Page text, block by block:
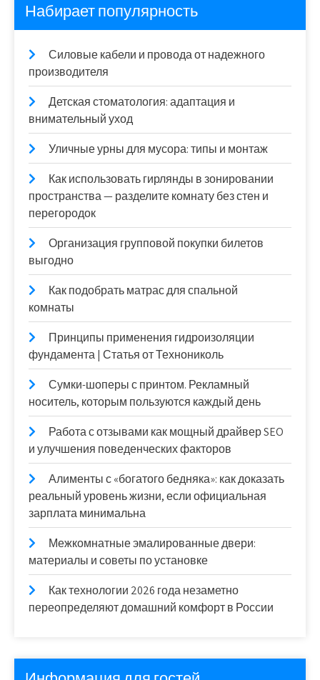
Набирает популярность
Силовые кабели и провода от надежного
производителя
Детская стоматология: адаптация и
внимательный уход
Уличные урны для мусора: типы и монтаж
Как использовать гирлянды в зонировании
пространства — разделите комнату без стен и
перегородок
Организация групповой покупки билетов
выгодно
Как подобрать матрас для спальной
комнаты
Принципы применения гидроизоляции
фундамента | Статья от Технониколь
Сумки-шоперы с принтом. Рекламный
носитель, которым пользуются каждый день
Работа с отзывами как мощный драйвер SEO
и улучшения поведенческих факторов
Алименты с «богатого бедняка»: как доказать
реальный уровень жизни, если официальная
зарплата минимальна
Межкомнатные эмалированные двери:
материалы и советы по установке
Как технологии 2026 года незаметно
переопределяют домашний комфорт в России